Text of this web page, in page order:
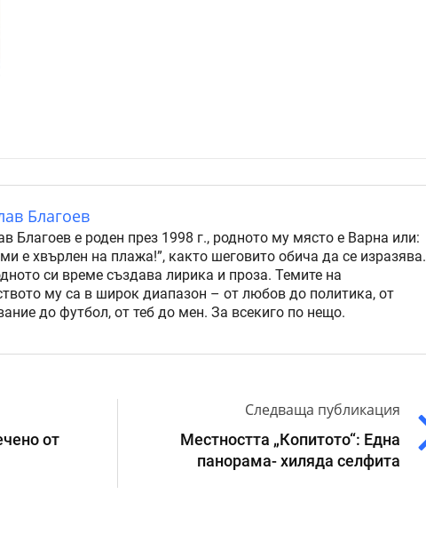
Благоев
Благоев е роден през 1998 г., родното му място е Варна или:
е хвърлен на плажа!”, както шеговито обича да се изразява.
си време създава лирика и проза. Темите на
му са в широк диапазон – от любов до политика, от
до футбол, от теб до мен. За всекиго по нещо.
от
Следваща публикация
Местността „Копитото“: Една
панорама- хиляда селфита